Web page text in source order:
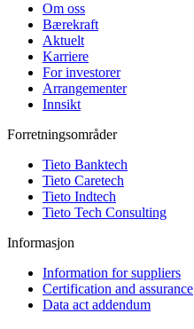
Om oss
Bærekraft
Aktuelt
Karriere
For investorer
Arrangementer
Innsikt
Forretningsområder
Tieto Banktech
Tieto Caretech
Tieto Indtech
Tieto Tech Consulting
Informasjon
Information for suppliers
Certification and assurance
Data act addendum